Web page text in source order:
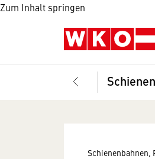
Zum Inhalt springen
Schienenbahnen,